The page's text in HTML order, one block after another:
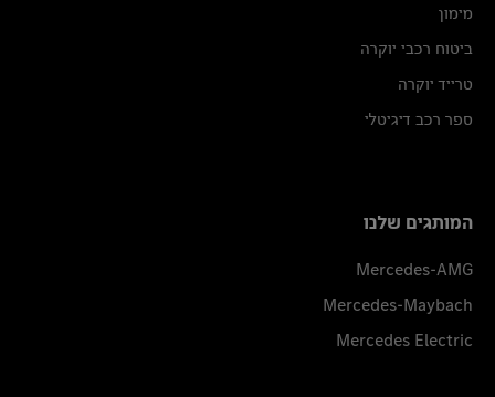
מימון
ביטוח רכבי יוקרה
טרייד יוקרה
ספר רכב דיגיטלי
המותגים שלנו
Mercedes-AMG
Mercedes-Maybach
Mercedes Electric